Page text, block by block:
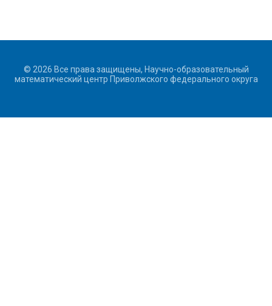
© 2026 Все права защищены, Научно-образовательный
математический центр Приволжского федерального округа